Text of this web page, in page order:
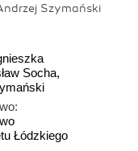
Szymański
Socha,
Łódzkiego